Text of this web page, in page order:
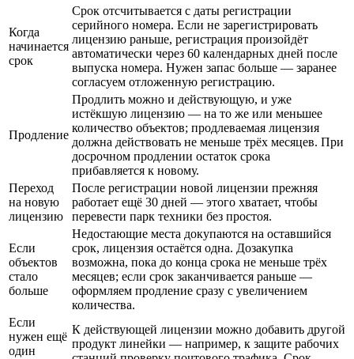
Когда
начинается
срок
Срок отсчитывается с даты регистрации
серийного номера. Если не зарегистрировать
лицензию раньше, регистрация произойдёт
автоматически через 60 календарных дней после
выпуска номера. Нужен запас больше — заранее
согласуем отложенную регистрацию.
Продление
Продлить можно и действующую, и уже
истёкшую лицензию — на то же или меньшее
количество объектов; продлеваемая лицензия
должна действовать не меньше трёх месяцев. При
досрочном продлении остаток срока
прибавляется к новому.
Переход
на новую
лицензию
После регистрации новой лицензии прежняя
работает ещё 30 дней — этого хватает, чтобы
перевести парк техники без простоя.
Если
объектов
стало
больше
Недостающие места докупаются на оставшийся
срок, лицензия остаётся одна. Дозакупка
возможна, пока до конца срока не меньше трёх
месяцев; если срок заканчивается раньше —
оформляем продление сразу с увеличением
количества.
Если
нужен ещё
один
К действующей лицензии можно добавить другой
продукт линейки — например, к защите рабочих